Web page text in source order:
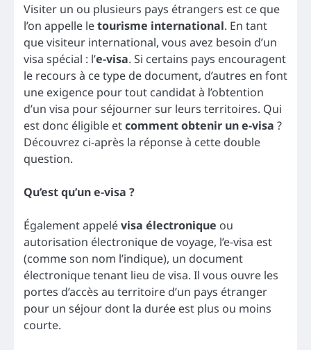
Visiter un ou plusieurs pays étrangers est ce que
l’on appelle letourisme international. En tant
que visiteur international, vous avez besoin d’un
visa spécial : l’e-visa. Si certains pays encouragent
le recours à ce type de document, d’autres en font
une exigence pour tout candidat à l’obtention
d’un visa pour séjourner sur leurs territoires. Qui
est donc éligible etcomment obtenir un e-visa ?
Découvrez ci-après la réponse à cette double
question.
Qu’est qu’un e-visa ?
Également appelévisa électronique ou
autorisation électronique de voyage, l’e-visa est
(comme son nom l’indique), un document
électronique tenant lieu de visa. Il vous ouvre les
portes d’accès au territoire d’un pays étranger
pour un séjour dont la durée est plus ou moins
courte.